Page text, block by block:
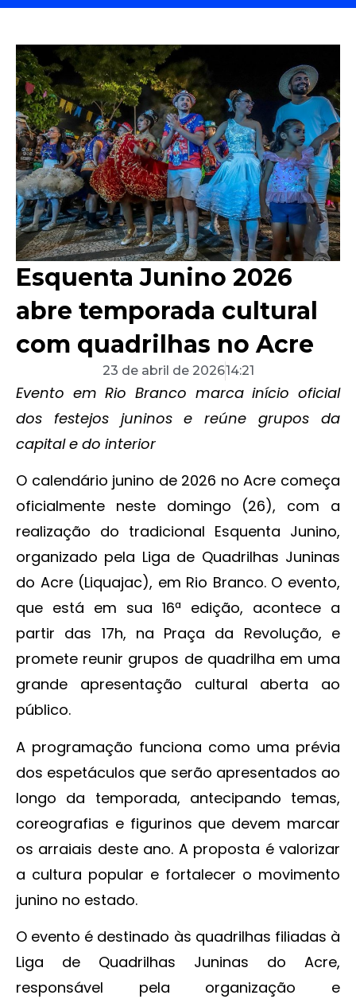
Esquenta Junino 2026
abre temporada cultural
com quadrilhas no Acre
23 de abril de 202614:21
Evento em Rio Branco marca início oficial
dos festejos juninos e reúne grupos da
capital e do interior
O calendário junino de 2026 no Acre começa
oficialmente neste domingo (26), com a
realização do tradicional Esquenta Junino,
organizado pela Liga de Quadrilhas Juninas
do Acre (Liquajac), em Rio Branco. O evento,
que está em sua 16ª edição, acontece a
partir das 17h, na Praça da Revolução, e
promete reunir grupos de quadrilha em uma
grande apresentação cultural aberta ao
público.
A programação funciona como uma prévia
dos espetáculos que serão apresentados ao
longo da temporada, antecipando temas,
coreografias e figurinos que devem marcar
os arraiais deste ano. A proposta é valorizar
a cultura popular e fortalecer o movimento
junino no estado.
O evento é destinado às quadrilhas filiadas à
Liga de Quadrilhas Juninas do Acre,
responsável pela organização e